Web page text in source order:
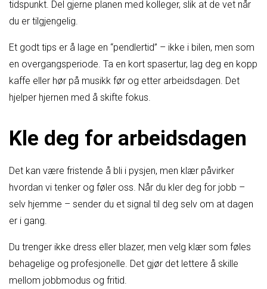
tidspunkt. Del gjerne planen med kolleger, slik at de vet når
du er tilgjengelig.
Et godt tips er å lage en “pendlertid” – ikke i bilen, men som
en overgangsperiode. Ta en kort spasertur, lag deg en kopp
kaffe eller hør på musikk før og etter arbeidsdagen. Det
hjelper hjernen med å skifte fokus.
Kle deg for arbeidsdagen
Det kan være fristende å bli i pysjen, men klær påvirker
hvordan vi tenker og føler oss. Når du kler deg for jobb –
selv hjemme – sender du et signal til deg selv om at dagen
er i gang.
Du trenger ikke dress eller blazer, men velg klær som føles
behagelige og profesjonelle. Det gjør det lettere å skille
mellom jobbmodus og fritid.